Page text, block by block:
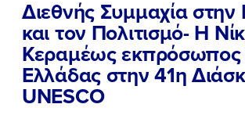
Διεθνής Συμμαχία στην
και τον Πολιτισμό- Η
Κεραμέως εκπρόσωπος
Ελλάδας στην 41η
UNESCO